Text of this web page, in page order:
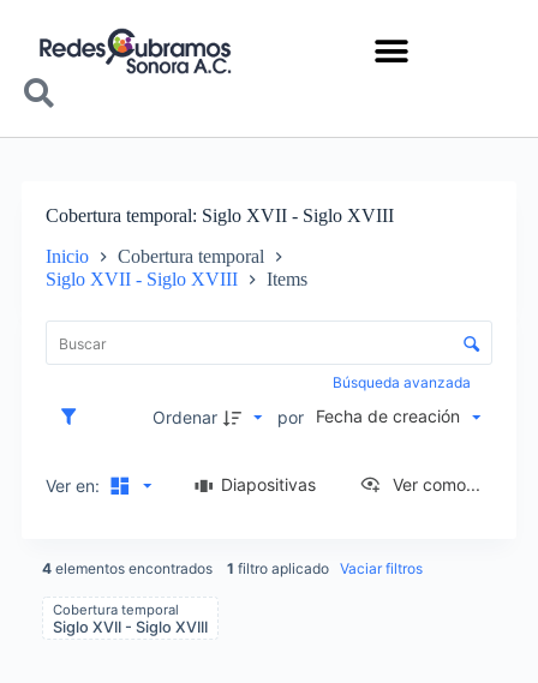
Cobertura temporal Siglo XVII - Siglo XVIII
Inicio
Cobertura temporal
Siglo XVII - Siglo XVIII
Items
Lista de elementos
Control de clasificación y visualización
Búsqueda avanzada
Ordenar por Fecha de creación
Ver en: Diapositivas Ver como...
4 elementos encontrados 1 filtro aplicado Vaciar filtros
Cobertura temporal
Siglo XVII - Siglo XVIII